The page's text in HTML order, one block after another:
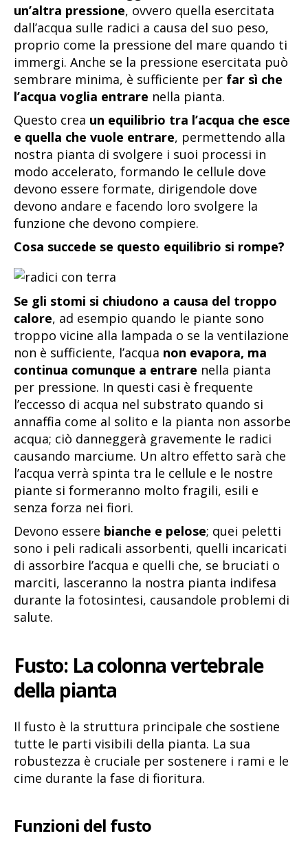
un’altra pressione, ovvero quella esercitata
dall’acqua sulle radici a causa del suo peso,
proprio come la pressione del mare quando ti
immergi. Anche se la pressione esercitata può
sembrare minima, è sufficiente per far sì che
l’acqua voglia entrare nella pianta.
Questo crea un equilibrio tra l’acqua che esce
e quella che vuole entrare, permettendo alla
nostra pianta di svolgere i suoi processi in
modo accelerato, formando le cellule dove
devono essere formate, dirigendole dove
devono andare e facendo loro svolgere la
funzione che devono compiere.
Cosa succede se questo equilibrio si rompe?
Se gli stomi si chiudono a causa del troppo
calore, ad esempio quando le piante sono
troppo vicine alla lampada o se la ventilazione
non è sufficiente, l’acqua non evapora, ma
continua comunque a entrare nella pianta
per pressione. In questi casi è frequente
l’eccesso di acqua nel substrato quando si
annaffia come al solito e la pianta non assorbe
acqua; ciò danneggerà gravemente le radici
causando marciume. Un altro effetto sarà che
l’acqua verrà spinta tra le cellule e le nostre
piante si formeranno molto fragili, esili e
senza forza nei fiori.
Devono essere bianche e pelose; quei peletti
sono i peli radicali assorbenti, quelli incaricati
di assorbire l’acqua e quelli che, se bruciati o
marciti, lasceranno la nostra pianta indifesa
durante la fotosintesi, causandole problemi di
salute.
Fusto: La colonna vertebrale
della pianta
Il fusto è la struttura principale che sostiene
tutte le parti visibili della pianta. La sua
robustezza è cruciale per sostenere i rami e le
cime durante la fase di fioritura.
Funzioni del fusto